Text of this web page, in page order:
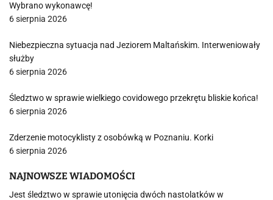
Wybrano wykonawcę!
6 sierpnia 2026
Niebezpieczna sytuacja nad Jeziorem Maltańskim. Interweniowały
służby
6 sierpnia 2026
Śledztwo w sprawie wielkiego covidowego przekrętu bliskie końca!
6 sierpnia 2026
Zderzenie motocyklisty z osobówką w Poznaniu. Korki
6 sierpnia 2026
NAJNOWSZE WIADOMOŚCI
Jest śledztwo w sprawie utonięcia dwóch nastolatków w